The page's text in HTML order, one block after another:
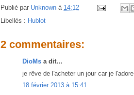
Publié par Unknown à 14:12
Libellés : Hublot
2 commentaires:
DioMs a dit…
je rêve de l'acheter un jour car je l'adore
18 février 2013 à 15:41